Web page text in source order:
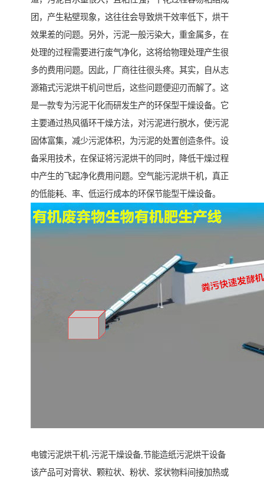
团，产生粘壁现象，这往往会导致烘干效率低下，烘干
效果差的问题。另外，污泥一般污染大，重金属多，在
处理的过程需要进行废气净化，这将给物理处理产生很
多的费用问题。因此，厂商往往很头疼。其实，自从志
源箱式污泥烘干机问世后，这些问题便迎刃而解了。这
是一款专为污泥干化而研发生产的环保型干燥设备。它
主要通过热风循环干燥方法，对污泥进行脱水，使污泥
固体富集，减少污泥体积，为污泥的处置创造条件。设
备采用技术，在保证将污泥烘干的同时，降低干燥过程
中产生的飞起净化费用问题。空气能污泥烘干机，真正
的低能耗、率、低运行成本的环保节能型干燥设备。
电镀污泥烘干机-污泥干燥设备,节能造纸污泥烘干设备
该产品可对膏状、颗粒状、粉状、浆状物料间接加热或